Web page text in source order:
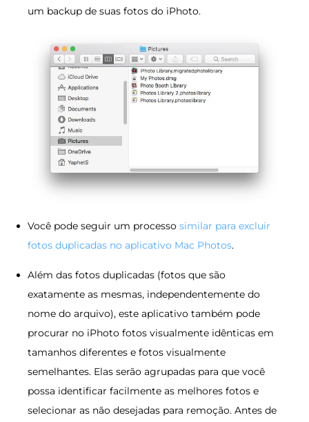
um backup de suas fotos do iPhoto.
Você pode seguir um processo similar para excluir
fotos duplicadas no aplicativo Mac Photos.
Além das fotos duplicadas (fotos que são
exatamente as mesmas, independentemente do
nome do arquivo), este aplicativo também pode
procurar no iPhoto fotos visualmente idênticas em
tamanhos diferentes e fotos visualmente
semelhantes. Elas serão agrupadas para que você
possa identificar facilmente as melhores fotos e
selecionar as não desejadas para remoção. Antes de